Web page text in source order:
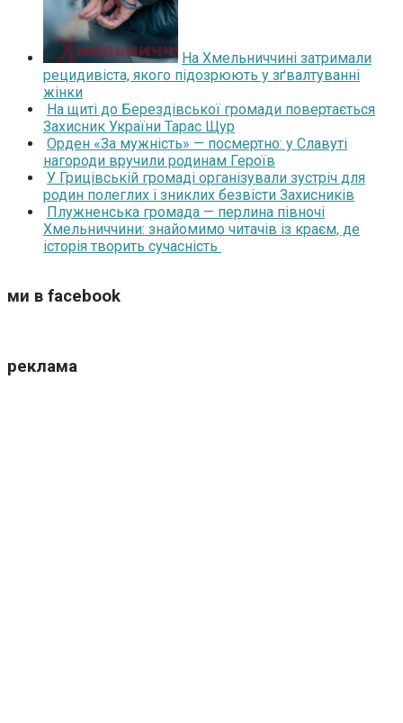
На Хмельниччині затримали
рецидивіста, якого підозрюють у зґвалтуванні
жінки
На щиті до Берездівської громади повертається
Захисник України Тарас Щур
Орден «За мужність» — посмертно: у Славуті
нагороди вручили родинам Героїв
У Грицівській громаді організували зустріч для
родин полеглих і зниклих безвісти Захисників
Плужненська громада — перлина півночі
Хмельниччини: знайомимо читачів із краєм, де
історія творить сучасність
ми в facebook
реклама